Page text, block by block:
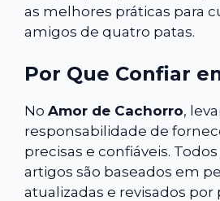
as melhores práticas para
amigos de quatro patas.
Por Que Confiar
No Amor de Cachorro,
responsabilidade de
precisas e confiáveis.
artigos são baseados em
atualizadas e revisados por